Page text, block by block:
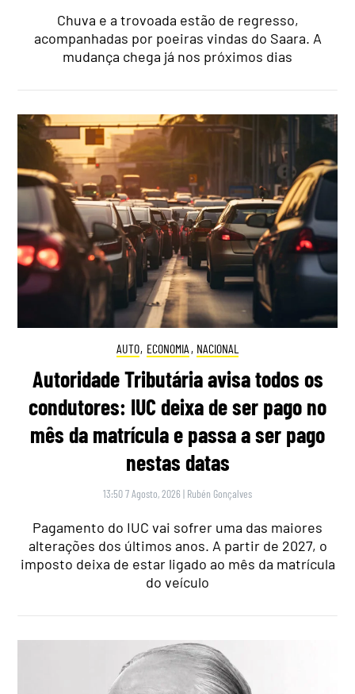
Chuva e a trovoada estão de regresso,
acompanhadas por poeiras vindas do Saara. A
mudança chega já nos próximos dias
AUTO, ECONOMIA , NACIONAL
Autoridade Tributária avisa todos os
condutores: IUC deixa de ser pago no
mês da matrícula e passa a ser pago
nestas datas
13:50 7 Agosto, 2026 | Rubén Gonçalves
Pagamento do IUC vai sofrer uma das maiores
alterações dos últimos anos. A partir de 2027, o
imposto deixa de estar ligado ao mês da matrícula
do veículo